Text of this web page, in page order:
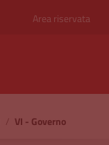
Area riservata
/ VI - Governo